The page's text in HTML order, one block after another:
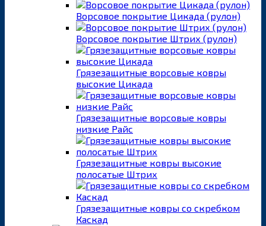
Ворсовое покрытие Цикада (рулон)
Ворсовое покрытие Штрих (рулон)
Грязезащитные ворсовые ковры
высокие Цикада
Грязезащитные ворсовые ковры
низкие Райс
Грязезащитные ковры высокие
полосатые Штрих
Грязезащитные ковры со скребком
Каскад